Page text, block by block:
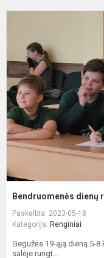
Bendruomenės dienų
Paskelbta: 2023-05-18
Kategorija: Renginiai
Gegužės 19-ąją dieną 5-
salėje rungt...